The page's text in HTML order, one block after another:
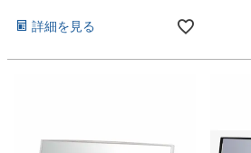
詳細を見る